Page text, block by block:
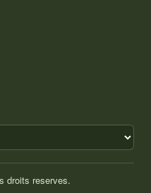
droits reserves.